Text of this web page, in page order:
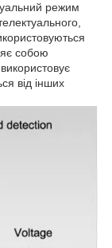
режим
собою
від інших